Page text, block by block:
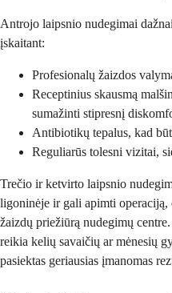
Antrojo laipsnio nudegimai
įskaitant:
Profesionalų žaizdos
Receptinius skausmą
sumažinti stipresnį
Antibiotikų tepalus, kad
Reguliarūs tolesni vizitai,
Trečio ir ketvirto laipsnio
ligoninėje ir gali apimti operaciją,
žaizdų priežiūrą nudegimų
reikia kelių savaičių ar mėnesių
pasiektas geriausias įmanomas